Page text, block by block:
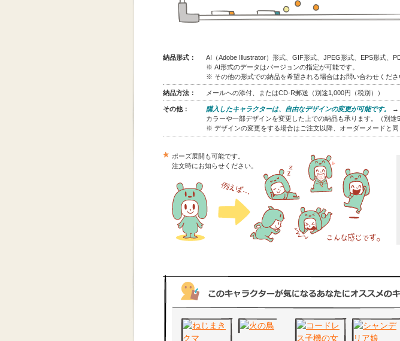
納品形式：
AI（Adobe Illustrator）形式、GIF形式、JPEG形式、EPS形式、
※ AI形式のデータはバージョンの指定が可能です。
※ その他の形式での納品を希望される場合はお問い合わせくださ
納品方法： メールへの添付、またはCD-R郵送（別途1,000円（税別））
その他： 購入したキャラクターは、自由なデザインの変更が可能です。
カラーや一部デザインを変更した上での納品も承ります。（別途
※ デザインの変更をする場合はご注文以降、オーダーメードと同
ポーズ展開も可能です。
注文時にお知らせください。